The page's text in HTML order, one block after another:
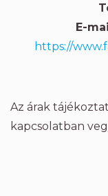
E-
https://
Az árak
kapcsolatban